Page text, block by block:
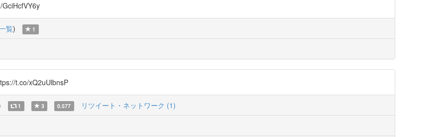
覧) 1
t.co/xQ2uUlbnsP
1 3 0.577 リツイート・ネットワーク (1)